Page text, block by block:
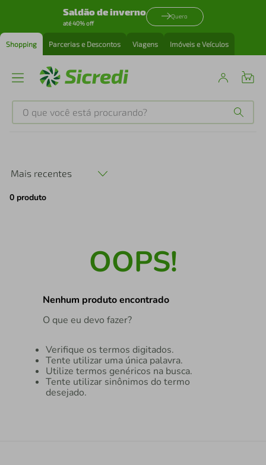
Saldão de inverno
até 40% off
Quero
Shopping Parcerias e Descontos Viagens Imóveis e Veículos
O que você está procurando?
Mais recentes
0 produto
OOPS!
Nenhum produto encontrado
O que eu devo fazer?
Verifique os termos digitados.
Tente utilizar uma única palavra.
Utilize termos genéricos na busca.
Tente utilizar sinônimos do termo
desejado.
2º
iphone